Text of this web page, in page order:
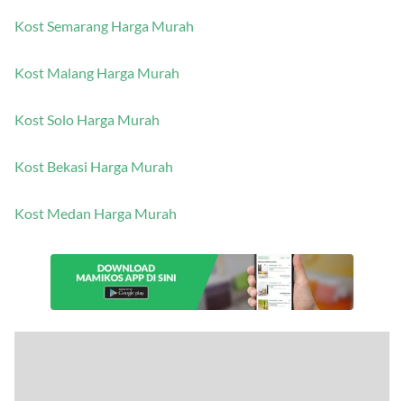
Kost Semarang Harga Murah
Kost Malang Harga Murah
Kost Solo Harga Murah
Kost Bekasi Harga Murah
Kost Medan Harga Murah